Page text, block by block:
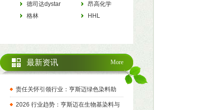
tanatexchemicals
德司达dystar
昂高化学
archroma
格林 HHL
More
最新资讯
责任关怀引领行业：亨斯迈绿色染料助
2026 行业趋势：亨斯迈在生物基染料与